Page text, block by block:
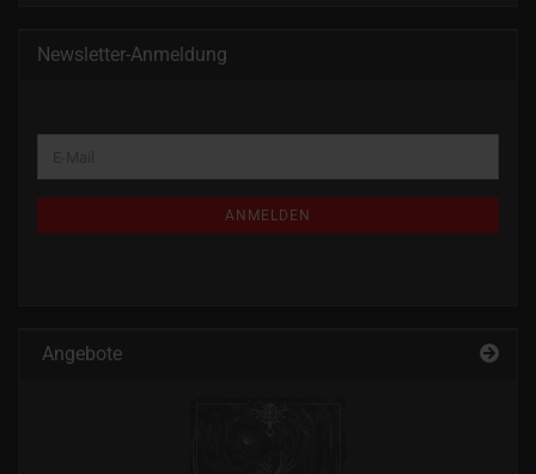
Newsletter-Anmeldung
Mail
ANMELDEN
Angebote